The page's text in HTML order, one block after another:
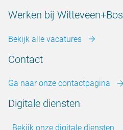
Werken bij Witteveen+Bos
Bekijk alle vacatures
Contact
Ga naar onze contactpagina
Digitale diensten
Bekijk onze digitale diensten